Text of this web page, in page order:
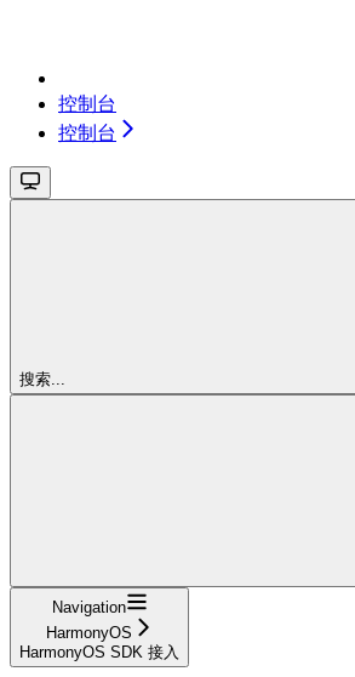
控制台
控制台
搜索...
Navigation
HarmonyOS
HarmonyOS SDK 接入